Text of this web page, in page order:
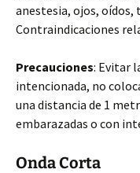
anestesia, ojos,
Contraindicaciones
Precauciones: Evitar
intencionada, no
una distancia de 1
embarazadas o con
Onda Corta